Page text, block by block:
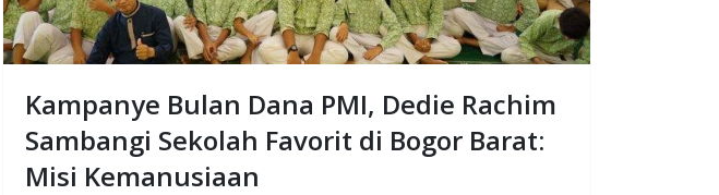
Kampanye Bulan Dana PMI, Dedie Rachim
Sambangi Sekolah Favorit di Bogor Barat:
Misi Kemanusiaan